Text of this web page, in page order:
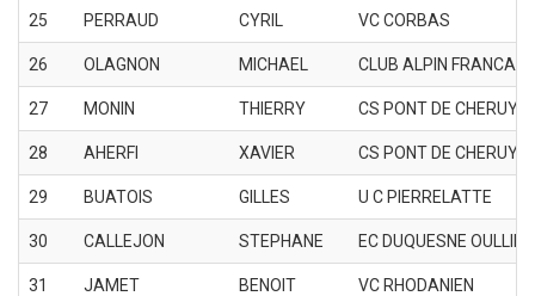
25 PERRAUD CYRIL VC CORBAS
26 OLAGNON MICHAEL CLUB ALPIN
27 MONIN THIERRY CS PONT DE CHERUY
28 AHERFI XAVIER CS PONT DE CHERUY
29 BUATOIS GILLES U C PIERRELATTE
30 CALLEJON STEPHANE EC DUQUESNE OULLINS
31 JAMET BENOIT VC RHODANIEN